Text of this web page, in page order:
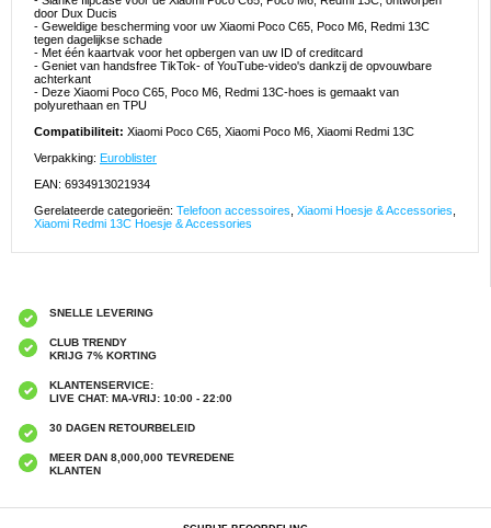
door Dux Ducis
- Geweldige bescherming voor uw Xiaomi Poco C65, Poco M6, Redmi 13C
tegen dagelijkse schade
- Met één kaartvak voor het opbergen van uw ID of creditcard
- Geniet van handsfree TikTok- of YouTube-video's dankzij de opvouwbare
achterkant
- Deze Xiaomi Poco C65, Poco M6, Redmi 13C-hoes is gemaakt van
polyurethaan en TPU
Compatibiliteit: Xiaomi Poco C65, Xiaomi Poco M6, Xiaomi Redmi 13C
Verpakking: Euroblister
EAN: 6934913021934
Gerelateerde categorieën: Telefoon accessoires Xiaomi Hoesje & Accessories
Xiaomi Redmi 13C Hoesje & Accessories
SNELLE LEVERING
CLUB TRENDY
KRIJG 7% KORTING
KLANTENSERVICE:
LIVE CHAT: MA-VRIJ: 10:00 - 22:00
30 DAGEN RETOURBELEID
MEER DAN 8,000,000 TEVREDENE
KLANTEN